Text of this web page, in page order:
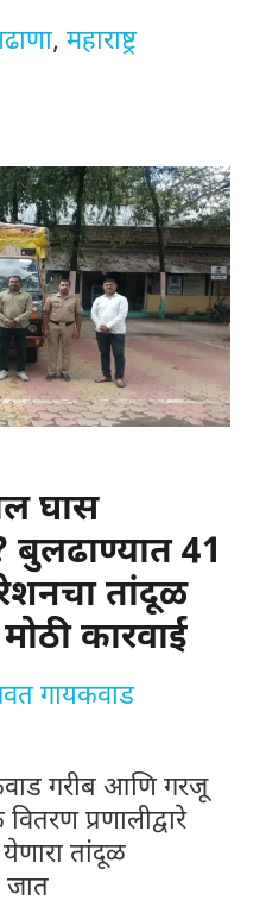
,महाराष्ट्र
घास
बुलढाण्यात 41
तांदूळ
कारवाई
गायकवाड
गरीब आणि गरजू
प्रणालीद्वारे
तांदूळ
जात